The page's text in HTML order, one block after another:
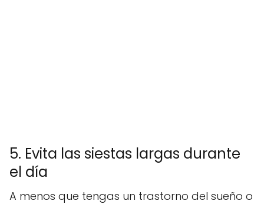
5. Evita las siestas largas durante
el día
A menos que tengas un trastorno del sueño o